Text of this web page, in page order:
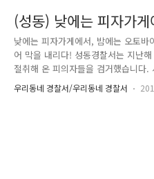
(성동) 낮에는 피자가
절도범으로
낮에는 피자가게에서, 밤에는 오토
어 막을 내리다! 성동경찰서는 지난
절취해 온 피의자들을 검거했습니다
부터 시작됐습니다. 지난해 11월.오
졌다는 신고를 받은 성동경찰서 강력
우리동네 경찰서/우리동네 경찰서